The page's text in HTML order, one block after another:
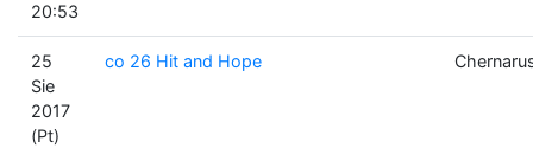
20:53
25
Sie
2017
(Pt)
co 26 Hit and Hope